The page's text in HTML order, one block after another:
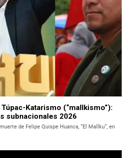
Katarismo (“mallkismo”):
subnacionales 2026
de Felipe Quispe Huanca, “El Mallku”, en